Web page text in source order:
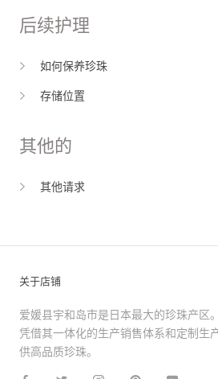
后续护理
如何保养珍珠
存储位置
其他的
其他请求
关于店铺
爱媛县宇和岛市是日本最大的珍珠产区。
凭借其一体化的生产销售体系和定制生
供高品质珍珠。